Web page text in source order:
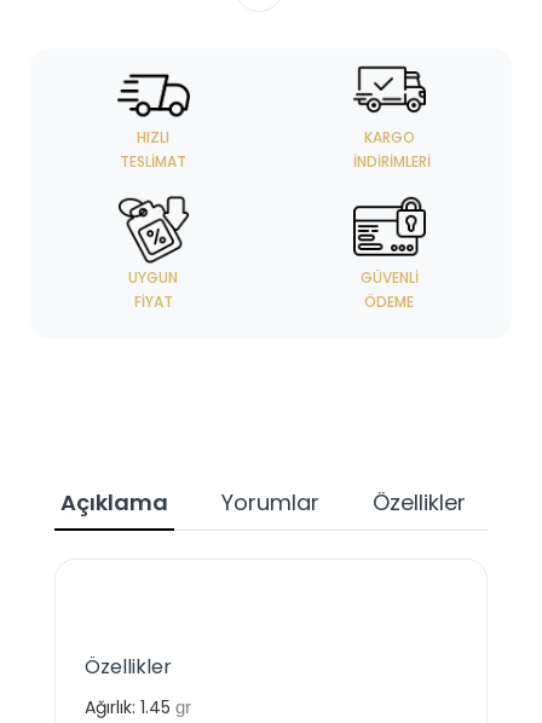
HIZLI
TESLIMAT
KARGO
İNDIRIMLERI
UYGUN
FIYAT
GÜVENLI
ÖDEME
Açıklama Yorumlar Özellikler
Özellikler
Ağırlık: 1.45 gr